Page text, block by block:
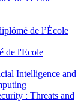
de l’École
de l'Ecole
Intelligence and
: Threats and